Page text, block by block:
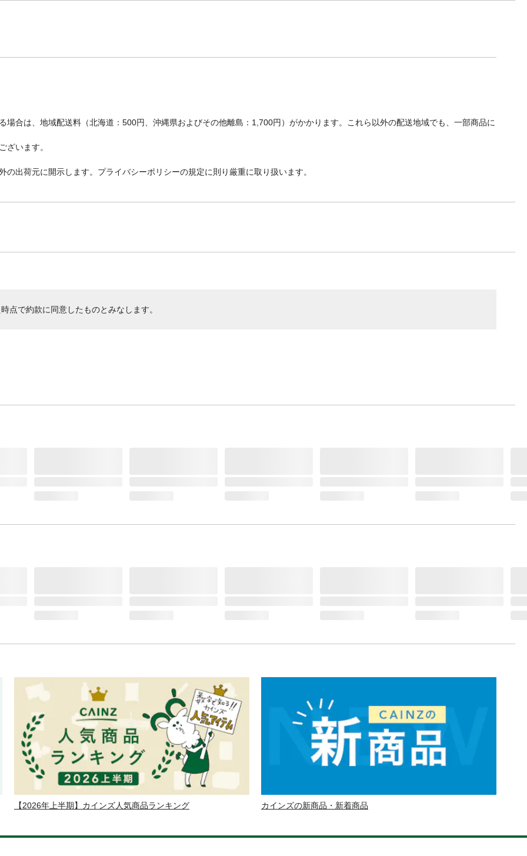
場合は、地域配送料（北海道：500円、沖縄県およびその他離島：1,700円）がかかります。これら以外の配送地域でも、一部商品に
ざいます。
出荷元に開示します。プライバシーポリシーの規定に則り厳重に取り扱います。
点で約款に同意したものとみなします。
【2026年上半期】カインズ人気商品ランキング カインズの新商品・新着商品